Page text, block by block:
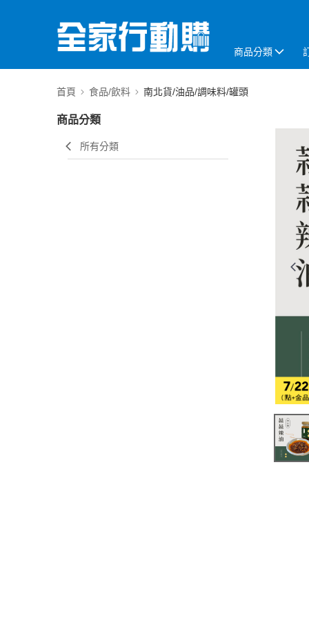
商品分類
首頁 食品/飲料 南北貨/油品/調味料/罐頭
商品分類
所有分類